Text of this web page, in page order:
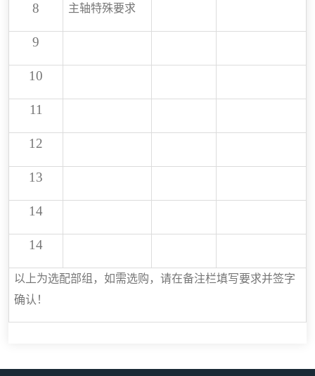
8 主轴特殊要求
9
10
11
12
13
14
14
以上为选配部组，如需选购，请在备注栏填写要求并签字
确认！